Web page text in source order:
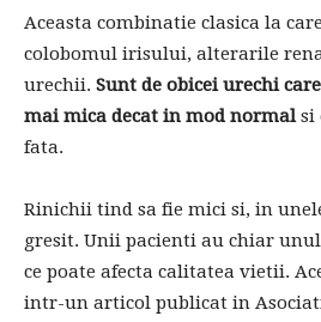
Aceasta combinatie clasica la
colobomul irisului, alterarile
urechii. Sunt de obicei urechi
mai mica decat in ​​mod normalsi
fata.
Rinichii tind sa fie mici si, in
gresit. Unii pacienti au chiar
ce poate afecta calitatea vietii.
intr-un articol publicat in